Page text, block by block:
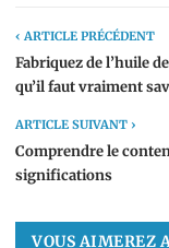
‹ ARTICLE PRÉCÉDENT
Fabriquez de l’huile
qu’il faut vraiment
ARTICLE SUIVANT ›
Comprendre le
significations
VOUS AIMEREZ